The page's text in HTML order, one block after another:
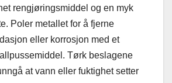
rengjøringsmiddel og en myk
Poler metallet for å fjerne
eller korrosjon med et
Tørk beslagene
at vann eller fuktighet setter